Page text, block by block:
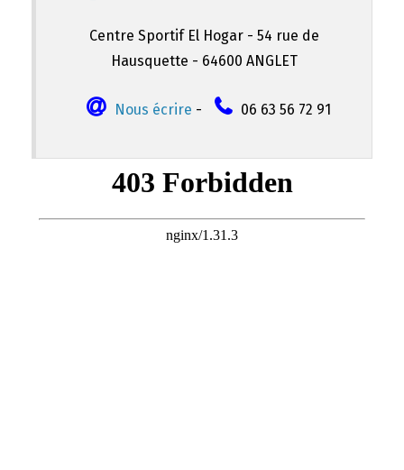
Centre Sportif El Hogar - 54 rue de
Hausquette - 64600 ANGLET
Nous écrire - 06 63 56 72 91